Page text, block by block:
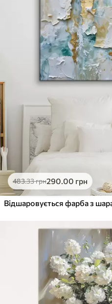
483.33грн290.00 грн